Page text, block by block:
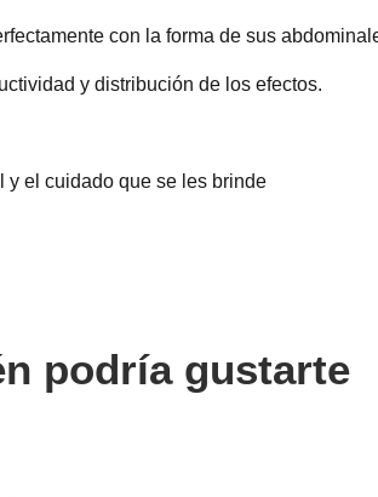
con la forma de sus
y distribución de los efectos.
y el cuidado que se les brinde
podría gustarte